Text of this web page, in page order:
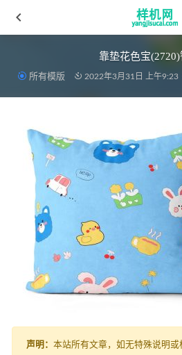
靠垫花色宝
所有模版 2022年3月31日 上午9:23
声明： 本站所有文章，如无特殊说明
床笠花色宝(2404)智能xggif_(4)
桌布aijiads.taobao (1358)
2022-03-
窗帘aijiads.taobao (1098)_750_750
儿童模板aijiads.taobao (1418) 2022-
桌布aijiads.taobao (1771) 光影